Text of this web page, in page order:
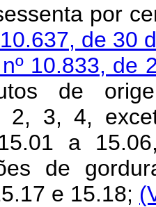
por
de 30
10.833,
de
2, 3, 4,
a
de
e 15.18;